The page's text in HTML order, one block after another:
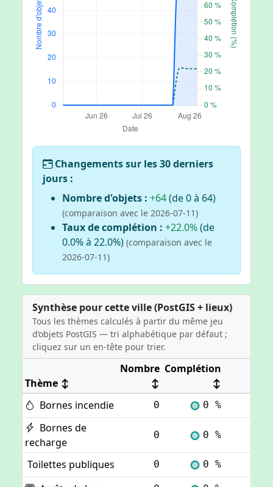
Changements sur les 30 derniers
jours :
Nombre d'objets : +64(de 0 à 64)
(comparaison avec le 2026-07-11)
Taux de complétion : +22.0%(de
0.0% à 22.0%) (comparaison avec le
2026-07-11)
Synthèse pour cette ville (PostGIS + lieux)
Tous les thèmes calculés à partir du même jeu
d’objets PostGIS — tri alphabétique par défaut ;
cliquez sur un en-tête pour trier.
Thème ↕
Nombre
↕
Complétion
↕
Bornes incendie
0 0 %
Bornes de
recharge
0 0 %
Toilettes publiques 0 0 %